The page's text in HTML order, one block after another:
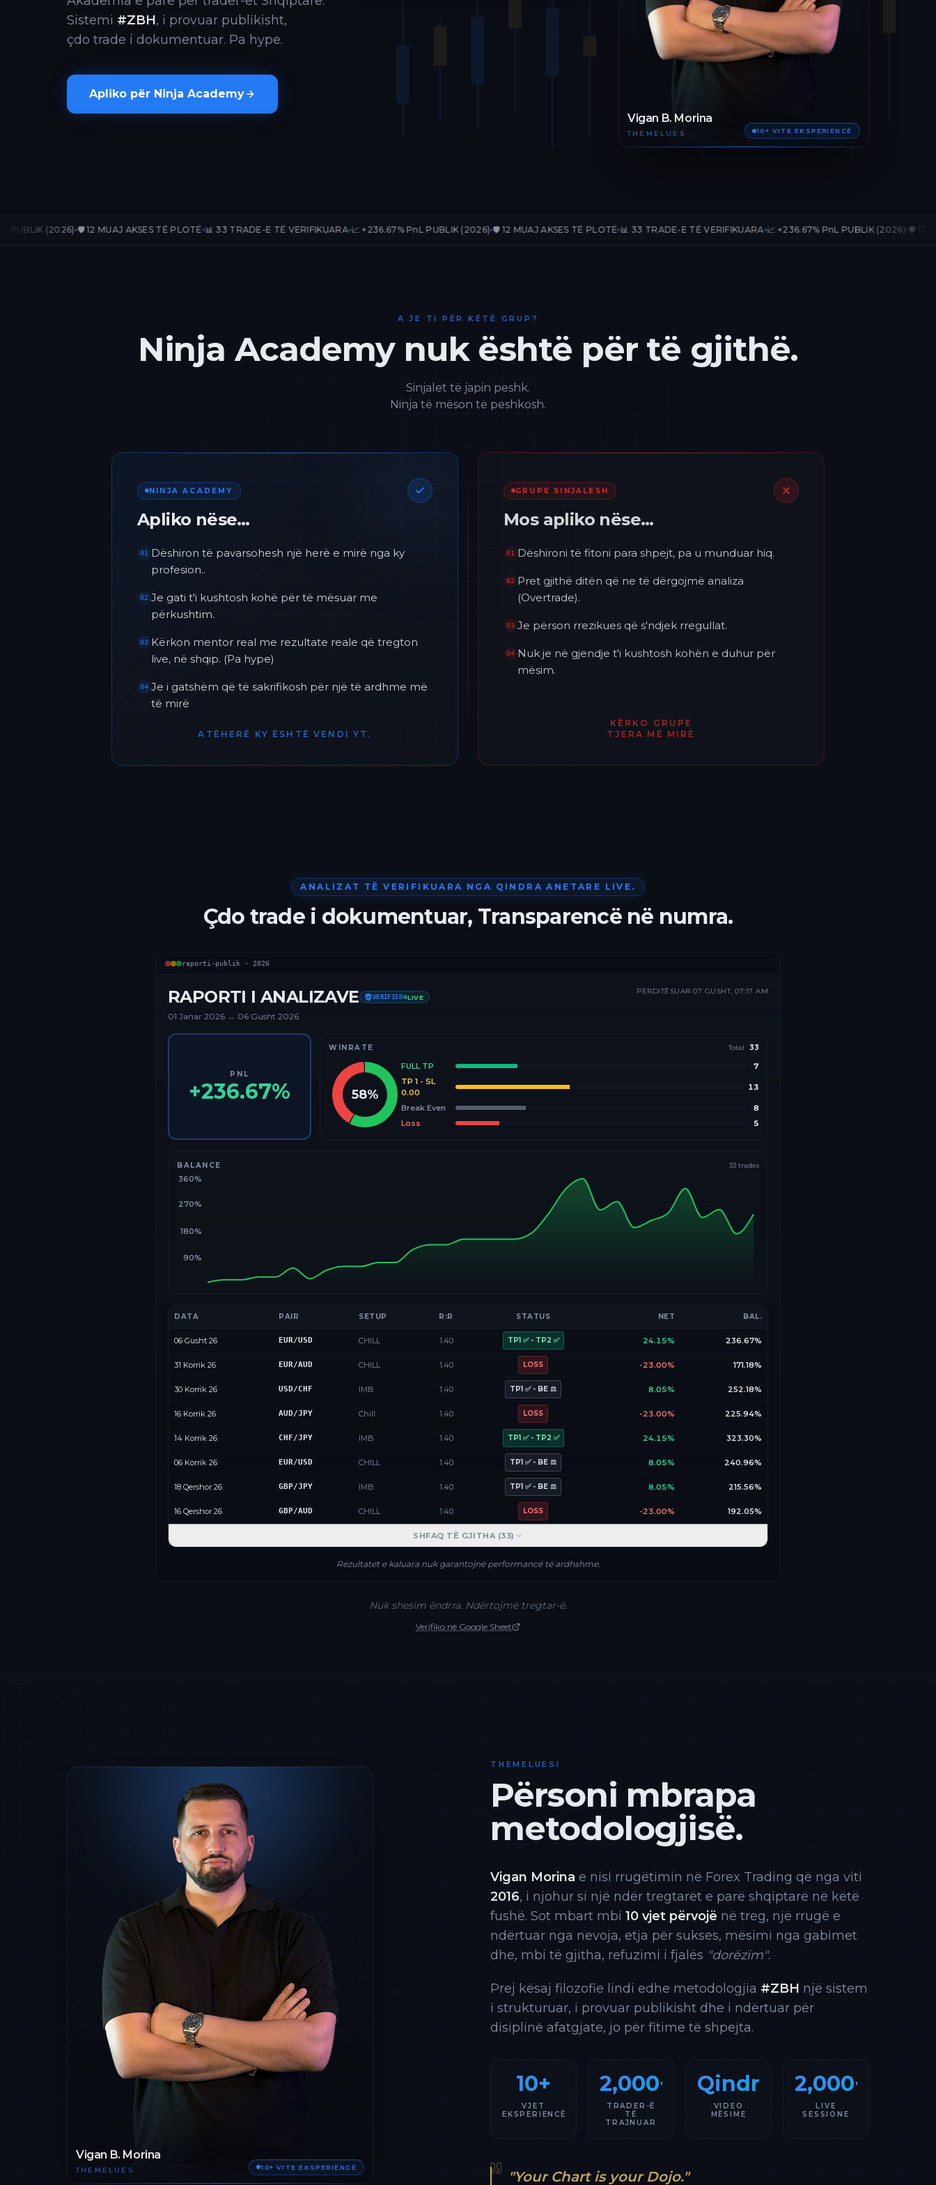
Vigan B. Morina
THEMELUES 10+ VITE EKSPERIENCË
Sistemi #ZBH, i provuar publikisht,
çdo trade i dokumentuar. Pa hype.
Apliko për Ninja Academy
🛡️ 12 MUAJ AKSES TË PLOTË 📊 33 TRADE-E TË VERIFIKUARA 📈 +236.67% PnL PUBLIK (2026) 🛡️ 12 MUAJ AKSES TË PLOTË 📊 33 TRADE-E TË VERIFIKUARA 📈 +236.67% PnL PUBLIK (2026) 🛡️ 12 MUAJ AKSES TË
A JE TI PËR KËTË GRUP?
Ninja Academy nuk është për të gjithë.
Sinjalet të japin peshk.
Ninja të mëson të peshkosh.
GRUPE SINJALESH
Mos apliko nëse…
01 Dëshironi të fitoni para shpejt, pa u munduar hiq.
02 Pret gjithë ditën që ne të dërgojmë analiza
(Overtrade).
03 Je përson rrezikues që s'ndjek rregullat.
04 Nuk je në gjendje t'i kushtosh kohën e duhur për
mësim.
KËRKO GRUPE
TJERA MË MIRË
NINJA ACADEMY
Apliko nëse…
01
Dëshiron të pavarsohesh një herë e mirë nga ky
profesion..
02 Je gati t'i kushtosh kohë për të mësuar me
përkushtim.
03 Kërkon mentor real me rezultate reale që tregton
live, në shqip. (Pa hype)
04 Je i gatshëm që të sakrifikosh për një të ardhme më
të mirë
ATËHERË KY ËSHTË VENDI YT.
ANALIZAT TË VERIFIKUARA NGA QINDRA ANETARE LIVE.
Çdo trade i dokumentuar, Transparencë në numra.
raporti-publik · 2026
RAPORTI I ANALIZAVE VERIFIED LIVE
01 Janar 2026 → 06 Gusht 2026
PËRDITËSUAR 07 GUSHT, 07:17 AM
PNL
+236.67%
WINRATE Total 33
58%
FULL TP
7
TP 1 - SL
0.00
13
Break Even
8
Loss
5
BALANCE 33 trades
90%
180%
270%
360%
DATA PAIR SETUP R:R STATUS NET BAL.
06 Gusht 26 EUR/USD CHILL 1.40 TP1 ✅ - TP2 ✅ 24.15% 236.67%
31 Korrik 26 EUR/AUD CHILL 1.40 LOSS -23.00% 171.18%
30 Korrik 26 USD/CHF IMB 1.40 TP1 ✅ - BE ⚖️ 8.05% 252.18%
16 Korrik 26 AUD/JPY Chill 1.40 LOSS -23.00% 225.94%
14 Korrik 26 CHF/JPY IMB 1.40 TP1 ✅ - TP2 ✅ 24.15% 323.30%
06 Korrik 26 EUR/USD CHILL 1.40 TP1 ✅ - BE ⚖️ 8.05% 240.96%
18 Qershor 26 GBP/JPY IMB 1.40 TP1 ✅ - BE ⚖️ 8.05% 215.56%
16 Qershor 26 GBP/AUD CHILL 1.40 LOSS -23.00% 192.05%
SHFAQ TË GJITHA (33)
Rezultatet e kaluara nuk garantojnë performancë të ardhshme.
Nuk shesim ëndrra. Ndërtojmë tregtar-ë.
Verifiko në Google Sheet
Vigan B. Morina
THEMELUES 10+ VITE EKSPERIENCË
THEMELUESI
Përsoni mbrapa
metodologjisë.
Vigan Morina e nisi rrugëtimin në Forex Trading që nga viti
2016, i njohur si një ndër tregtarët e parë shqiptarë në këtë
fushë. Sot mbart mbi 10 vjet përvojë në treg, një rrugë e
ndërtuar nga nevoja, etja për sukses, mësimi nga gabimet
dhe, mbi të gjitha, refuzimi i fjalës "dorëzim".
Prej kësaj filozofie lindi edhe metodologjia #ZBH një sistem
i strukturuar, i provuar publikisht dhe i ndërtuar për
disiplinë afatgjate, jo për fitime të shpejta.
10+
VJET
EKSPERIENCË
2,000+
TRADER-Ë
TË
TRAJNUAR
Qindra
VIDEO
MËSIME
2,000+
LIVE
SESSIONE
"Your Chart is your Dojo."